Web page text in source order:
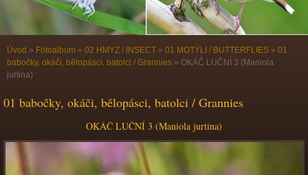
Úvod » Fotoalbum » 02 HMYZ / INSECT » 01 MOTÝLI / BUTTERFLIES » 01
babočky, okáči, bělopásci, batolci / Grannies » OKÁČ LUČNÍ 3 (Maniola
jurtina)
01 babočky, okáči, bělopásci, batolci / Grannies
OKÁČ LUČNÍ 3 (Maniola jurtina)